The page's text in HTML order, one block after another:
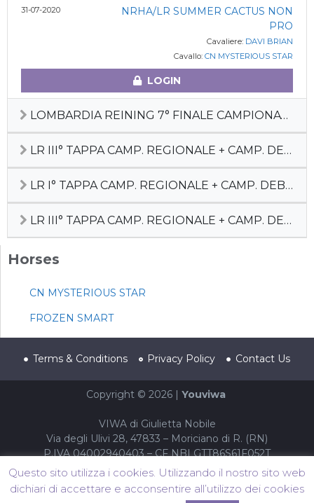
31-07-2020
NRHA/LR SUMMER CACTUS NON
PRO
Cavaliere: DAVI BRIAN
Cavallo: CN MYSTERIOUS STAR
LOGIN
LOMBARDIA REINING 7° FINALE CAMPIONATO REGIONALE + FUTURITY REGIONALE
LR III° TAPPA CAMP. REGIONALE + CAMP. DEBUTTANTI
LR I° TAPPA CAMP. REGIONALE + CAMP. DEBUTTANTI
LR III° TAPPA CAMP. REGIONALE + CAMP. DEBUTTANTI
Horses
CN MYSTERIOUS STAR
FROZEN SMART
Terms & Conditions Privacy Policy Contact Us
Copyright © 2026 | Youviwa
VIWA di Giulietta Nobile
Via degli Ulivi 28, 47833 – Moriciano di R. (RN)
P.IVA 04002940403 – CF NBLGTT86S61F052T
Questo sito utilizza i cookies. Utilizzando il nostro sito web
dichiari di accettare e acconsentire all’utilizzo dei cookies